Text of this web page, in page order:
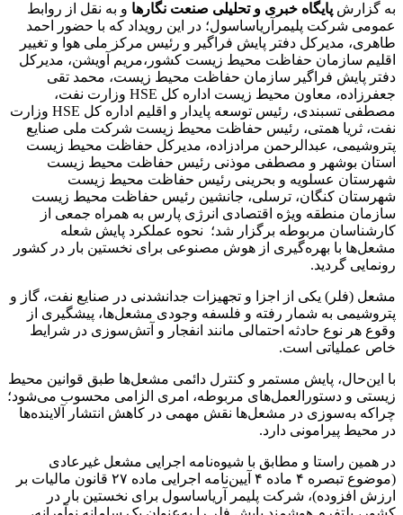
به گزارش پایگاه خبری و تحلیلی صنعت نگارها و به نقل از روابط
عمومی شرکت پلیمرآریاساسول؛ در این رویداد که با حضور احمد
طاهری، مدیرکل دفتر پایش فراگیر و رئیس مرکز ملی هوا و تغییر
اقلیم سازمان حفاظت محیط زیست کشور،مریم آویشن، مدیرکل
دفتر پایش فراگیر سازمان حفاظت محیط زیست، محمد تقی
جعفرزاده، معاون محیط زیست اداره کل HSE وزارت نفت،
مصطفی تسبندی، رئیس توسعه پایدار و اقلیم اداره کل HSE وزارت
نفت، ثریا همتی، رئیس حفاظت محیط زیست شرکت ملی صنایع
پتروشیمی، عبدالرحمن مرادزاده، مدیرکل حفاظت محیط زیست
استان بوشهر و مصطفی موذنی رئیس حفاظت محیط زیست
شهرستان عسلویه و بحرینی رئیس حفاظت محیط زیست
شهرستان کنگان، ترسلی، جانشین رئیس حفاظت محیط زیست
سازمان منطقه ویژه اقتصادی انرژی پارس به همراه جمعی از
کارشناسان مربوطه برگزار شد؛ نحوه عملکرد پایش شعله
مشعل‌ها با بهره‌گیری از هوش مصنوعی برای نخستین بار در کشور
رونمایی گردید.
مشعل (فلر) یکی از اجزا و تجهیزات جدانشدنی در صنایع نفت، گاز و
پتروشیمی به شمار رفته و فلسفه وجودی مشعل‌ها، پیشگیری از
وقوع هر نوع حادثه احتمالی مانند انفجار و آتش‌سوزی در شرایط
خاص عملیاتی است.
با این‌حال، پایش مستمر و کنترل دائمی مشعل‌ها طبق قوانین محیط
زیستی و دستورالعمل‌های مربوطه، امری الزامی محسوب می‌شود؛
چراکه به‌سوزی در مشعل‌ها نقش مهمی در کاهش انتشار آلاینده‌ها
در محیط پیرامونی دارد.
در همین راستا و مطابق با شیوه‌نامه اجرایی مشعل غیرعادی
(موضوع تبصره ۴ ماده ۴ آیین‌نامه اجرایی ماده ۲۷ قانون مالیات بر
ارزش افزوده)، شرکت پلیمر آریاساسول برای نخستین بار در